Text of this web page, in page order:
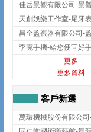
更多
更多資料
客戶新選